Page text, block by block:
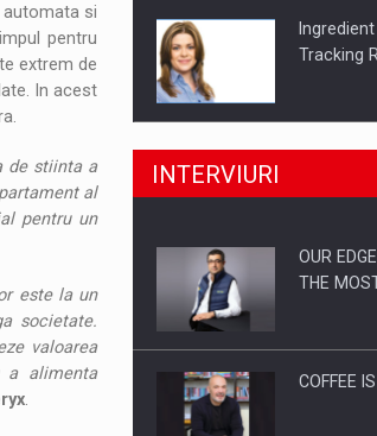
si
pentru
extrem de
In acest
de stiinta a
al
pentru un
este la un
societate.
valoarea
a alimenta
.
Tracking
INTERVIURI
OUR
THE
COFFEE